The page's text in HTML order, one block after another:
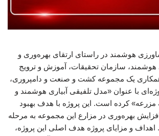
هوشمند در راستای ارتقای بهره‌وری و
سازمان تحقیقات، آموزش و ترویج
یک مجموعه کشت و صنعت و دامپروری،
با عنوان «مدل تلفیقی آبیاری هوشمند و
مزرعه» کرده است. این پروژه با هدف بهبود
بهره‌وری در مزارع این مجموعه به مرحله
اهداف و مزایای پروژه هدف اصلی این پروژه،